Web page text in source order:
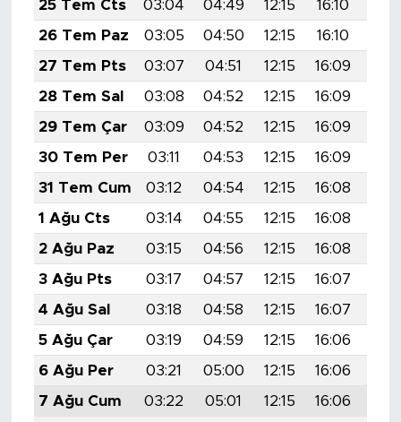
25 Tem Cts
03:04 04:49 12:15 16:10
26 Tem Paz
03:05 04:50 12:15 16:10
27 Tem Pts
03:07 04:51 12:15 16:09
28 Tem Sal
03:08 04:52 12:15 16:09
29 Tem Çar
03:09 04:52 12:15 16:09
30 Tem Per
03:11 04:53 12:15 16:09
31 Tem Cum
03:12 04:54 12:15 16:08
1 Ağu Cts
03:14 04:55 12:15 16:08
2 Ağu Paz
03:15 04:56 12:15 16:08
3 Ağu Pts
03:17 04:57 12:15 16:07
4 Ağu Sal
03:18 04:58 12:15 16:07
5 Ağu Çar
03:19 04:59 12:15 16:06
6 Ağu Per
03:21 05:00 12:15 16:06
7 Ağu Cum
03:22 05:01 12:15 16:06